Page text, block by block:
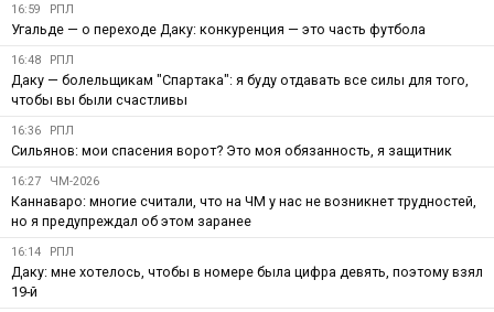
16:59 РПЛ
Угальде — о переходе Даку: конкуренция — это часть футбола
16:48 РПЛ
Даку — болельщикам "Спартака": я буду отдавать все силы для того,
чтобы вы были счастливы
16:36 РПЛ
Сильянов: мои спасения ворот? Это моя обязанность, я защитник
16:27 ЧМ-2026
Каннаваро: многие считали, что на ЧМ у нас не возникнет трудностей,
но я предупреждал об этом заранее
16:14 РПЛ
Даку: мне хотелось, чтобы в номере была цифра девять, поэтому взял
19-й